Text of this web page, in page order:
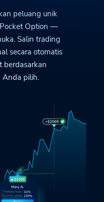
peluang unik
Pocket Option —
Salin trading
secara otomatis
berdasarkan
Anda pilih.